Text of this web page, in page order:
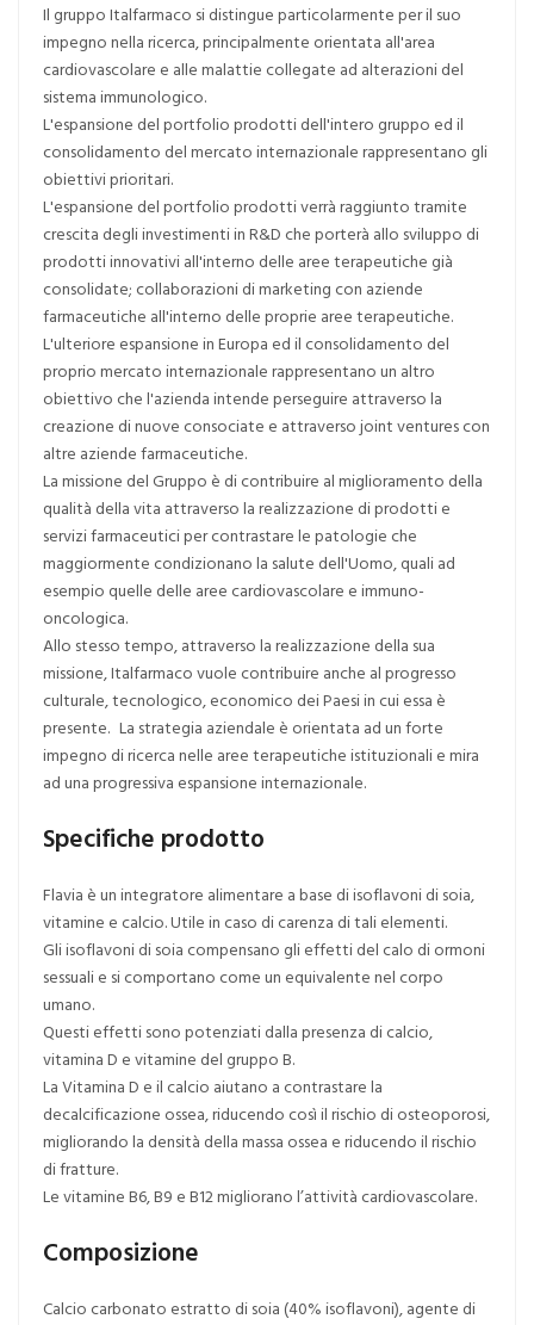
Il gruppo Italfarmaco si distingue particolarmente per il suo
impegno nella ricerca, principalmente orientata all'area
cardiovascolare e alle malattie collegate ad alterazioni del
sistema immunologico.
L'espansione del portfolio prodotti dell'intero gruppo ed il
consolidamento del mercato internazionale rappresentano gli
obiettivi prioritari.
L'espansione del portfolio prodotti verrà raggiunto tramite
crescita degli investimenti in R&D che porterà allo sviluppo di
prodotti innovativi all'interno delle aree terapeutiche già
consolidate; collaborazioni di marketing con aziende
farmaceutiche all'interno delle proprie aree terapeutiche.
L'ulteriore espansione in Europa ed il consolidamento del
proprio mercato internazionale rappresentano un altro
obiettivo che l'azienda intende perseguire attraverso la
creazione di nuove consociate e attraverso joint ventures con
altre aziende farmaceutiche.
La missione del Gruppo è di contribuire al miglioramento della
qualità della vita attraverso la realizzazione di prodotti e
servizi farmaceutici per contrastare le patologie che
maggiormente condizionano la salute dell'Uomo, quali ad
esempio quelle delle aree cardiovascolare e immuno-
oncologica.
Allo stesso tempo, attraverso la realizzazione della sua
missione, Italfarmaco vuole contribuire anche al progresso
culturale, tecnologico, economico dei Paesi in cui essa è
presente. La strategia aziendale è orientata ad un forte
impegno di ricerca nelle aree terapeutiche istituzionali e mira
ad una progressiva espansione internazionale.
Specifiche prodotto
Flavia è un integratore alimentare a base di isoflavoni di soia,
vitamine e calcio. Utile in caso di carenza di tali elementi.
Gli isoflavoni di soia compensano gli effetti del calo di ormoni
sessuali e si comportano come un equivalente nel corpo
umano.
Questi effetti sono potenziati dalla presenza di calcio,
vitamina D e vitamine del gruppo B.
La Vitamina D e il calcio aiutano a contrastare la
decalcificazione ossea, riducendo così il rischio di osteoporosi,
migliorando la densità della massa ossea e riducendo il rischio
di fratture.
Le vitamine B6, B9 e B12 migliorano l’attività cardiovascolare.
Composizione
Calcio carbonato estratto di soia (40% isoflavoni), agente di